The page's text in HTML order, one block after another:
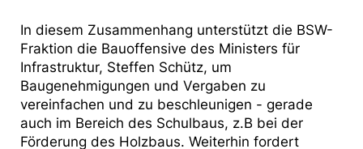
In diesem Zusammenhang unterstützt die BSW-
Fraktion die Bauoffensive des Ministers für
Infrastruktur, Steffen Schütz, um
Baugenehmigungen und Vergaben zu
vereinfachen und zu beschleunigen - gerade
auch im Bereich des Schulbaus, z.B bei der
Förderung des Holzbaus. Weiterhin fordert